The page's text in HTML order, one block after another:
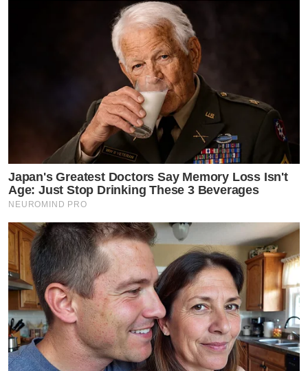
Japan's Greatest Doctors Say Memory Loss Isn't
Age: Just Stop Drinking These 3 Beverages
NEUROMIND PRO